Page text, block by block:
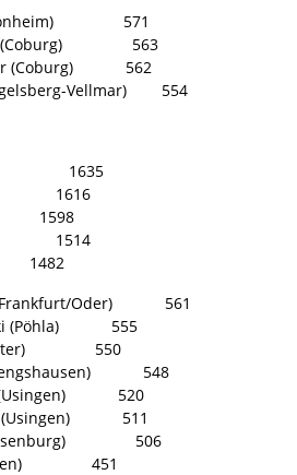
571
(Coburg) 563
(Coburg) 562
Vellmar) 554
1635
1616
1598
1514
(Frankfurt/Oder) 561
(Pöhla) 555
550
548
(Usingen) 520
(Usingen) 511
Isenburg) 506
451